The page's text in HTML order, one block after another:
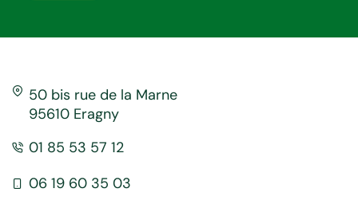
50 bis rue de la Marne
95610 Eragny
01 85 53 57 12
06 19 60 35 03